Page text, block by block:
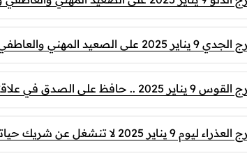
والصحي والمالي
في علاقتك العاطفية
عن شريك حياتك بسبب العمل